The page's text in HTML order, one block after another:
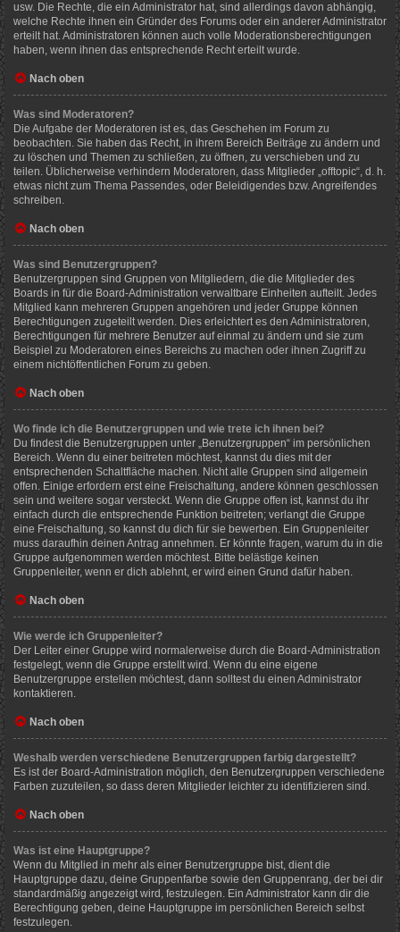
usw. Die Rechte, die ein Administrator hat, sind allerdings davon abhängig,
welche Rechte ihnen ein Gründer des Forums oder ein anderer Administrator
erteilt hat. Administratoren können auch volle Moderationsberechtigungen
haben, wenn ihnen das entsprechende Recht erteilt wurde.
Nach oben
Was sind Moderatoren?
Die Aufgabe der Moderatoren ist es, das Geschehen im Forum zu
beobachten. Sie haben das Recht, in ihrem Bereich Beiträge zu ändern und
zu löschen und Themen zu schließen, zu öffnen, zu verschieben und zu
teilen. Üblicherweise verhindern Moderatoren, dass Mitglieder „offtopic“, d. h.
etwas nicht zum Thema Passendes, oder Beleidigendes bzw. Angreifendes
schreiben.
Nach oben
Was sind Benutzergruppen?
Benutzergruppen sind Gruppen von Mitgliedern, die die Mitglieder des
Boards in für die Board-Administration verwaltbare Einheiten aufteilt. Jedes
Mitglied kann mehreren Gruppen angehören und jeder Gruppe können
Berechtigungen zugeteilt werden. Dies erleichtert es den Administratoren,
Berechtigungen für mehrere Benutzer auf einmal zu ändern und sie zum
Beispiel zu Moderatoren eines Bereichs zu machen oder ihnen Zugriff zu
einem nichtöffentlichen Forum zu geben.
Nach oben
Wo finde ich die Benutzergruppen und wie trete ich ihnen bei?
Du findest die Benutzergruppen unter „Benutzergruppen“ im persönlichen
Bereich. Wenn du einer beitreten möchtest, kannst du dies mit der
entsprechenden Schaltfläche machen. Nicht alle Gruppen sind allgemein
offen. Einige erfordern erst eine Freischaltung, andere können geschlossen
sein und weitere sogar versteckt. Wenn die Gruppe offen ist, kannst du ihr
einfach durch die entsprechende Funktion beitreten; verlangt die Gruppe
eine Freischaltung, so kannst du dich für sie bewerben. Ein Gruppenleiter
muss daraufhin deinen Antrag annehmen. Er könnte fragen, warum du in die
Gruppe aufgenommen werden möchtest. Bitte belästige keinen
Gruppenleiter, wenn er dich ablehnt, er wird einen Grund dafür haben.
Nach oben
Wie werde ich Gruppenleiter?
Der Leiter einer Gruppe wird normalerweise durch die Board-Administration
festgelegt, wenn die Gruppe erstellt wird. Wenn du eine eigene
Benutzergruppe erstellen möchtest, dann solltest du einen Administrator
kontaktieren.
Nach oben
Weshalb werden verschiedene Benutzergruppen farbig dargestellt?
Es ist der Board-Administration möglich, den Benutzergruppen verschiedene
Farben zuzuteilen, so dass deren Mitglieder leichter zu identifizieren sind.
Nach oben
Was ist eine Hauptgruppe?
Wenn du Mitglied in mehr als einer Benutzergruppe bist, dient die
Hauptgruppe dazu, deine Gruppenfarbe sowie den Gruppenrang, der bei dir
standardmäßig angezeigt wird, festzulegen. Ein Administrator kann dir die
Berechtigung geben, deine Hauptgruppe im persönlichen Bereich selbst
festzulegen.